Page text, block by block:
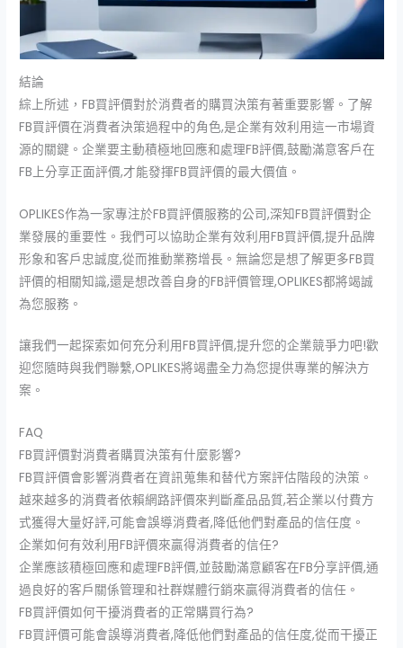
結論
綜上所述，FB買評價對於消費者的購買決策有著重要影響。了解
FB買評價在消費者決策過程中的角色,是企業有效利用這一市場資
源的關鍵。企業要主動積極地回應和處理FB評價,鼓勵滿意客戶在
FB上分享正面評價,才能發揮FB買評價的最大價值。
OPLIKES作為一家專注於FB買評價服務的公司,深知FB買評價對企
業發展的重要性。我們可以協助企業有效利用FB買評價,提升品牌
形象和客戶忠誠度,從而推動業務增長。無論您是想了解更多FB買
評價的相關知識,還是想改善自身的FB評價管理,OPLIKES都將竭誠
為您服務。
讓我們一起探索如何充分利用FB買評價,提升您的企業競爭力吧!歡
迎您隨時與我們聯繫,OPLIKES將竭盡全力為您提供專業的解決方
案。
FAQ
FB買評價對消費者購買決策有什麼影響?
FB買評價會影響消費者在資訊蒐集和替代方案評估階段的決策。
越來越多的消費者依賴網路評價來判斷產品品質,若企業以付費方
式獲得大量好評,可能會誤導消費者,降低他們對產品的信任度。
企業如何有效利用FB評價來贏得消費者的信任?
企業應該積極回應和處理FB評價,並鼓勵滿意顧客在FB分享評價,通
過良好的客戶關係管理和社群媒體行銷來贏得消費者的信任。
FB買評價如何干擾消費者的正常購買行為?
FB買評價可能會誤導消費者,降低他們對產品的信任度,從而干擾正